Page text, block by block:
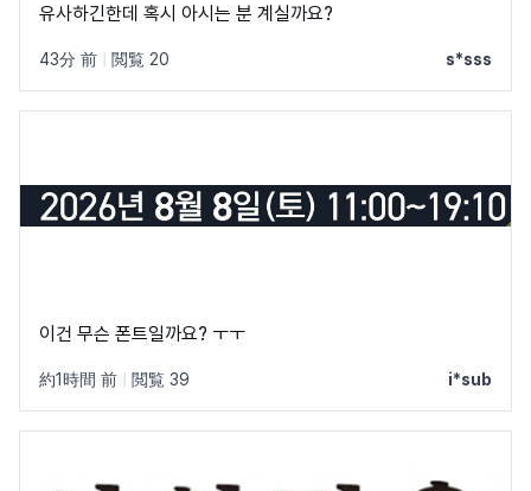
유사하긴한데 혹시 아시는 분 계실까요?
43分 前 閲覧 20 s*sss
이건 무슨 폰트일까요? ㅜㅜ
約1時間 前 閲覧 39 i*sub